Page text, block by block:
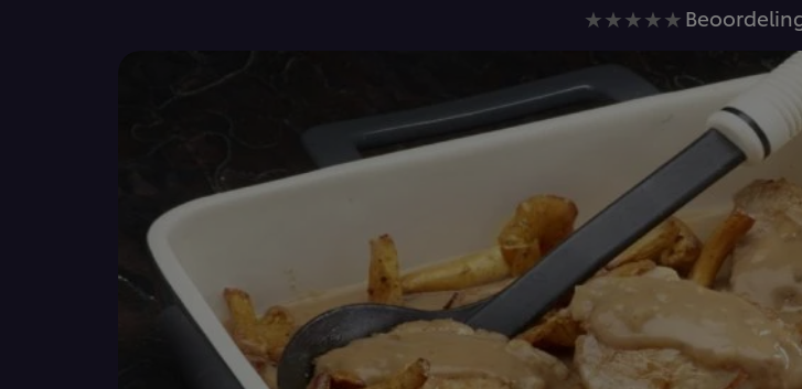
Geen
voor
deze
recipe